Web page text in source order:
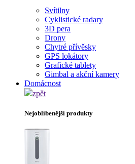
Svítilny
Cyklistické radary
3D pera
Drony
Chytré přívěsky
GPS lokátory
Grafické tablety
Gimbal a akční kamery
Domácnost
zpět
Nejoblíbenější produkty